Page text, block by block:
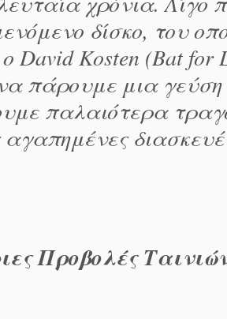
δίσκο, του
David Kosten (Bat for
πάρουμε μια
παλαιότερα
αγαπημένες
Προβολές